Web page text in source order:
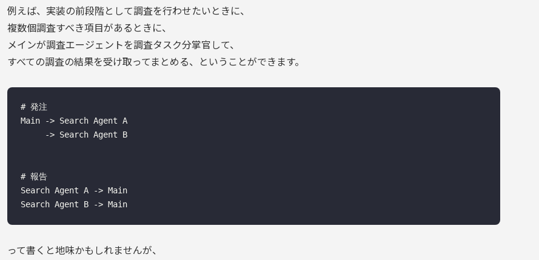
例えば、実装の前段階として調査を行わせたいときに、
複数個調査すべき項目があるときに、
メインが調査エージェントを調査タスク分掌官して、
すべての調査の結果を受け取ってまとめる、ということができます。
# 発注
Main -> Search Agent A
     -> Search Agent B
# 報告
Search Agent A -> Main
Search Agent B -> Main
って書くと地味かもしれませんが、